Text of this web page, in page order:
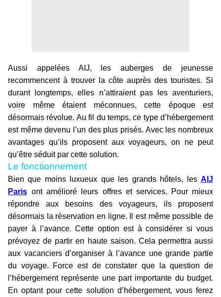
Aussi appelées AIJ, les auberges de jeunesse
recommencent à trouver la côte auprès des touristes. Si
durant longtemps, elles n’attiraient pas les aventuriers,
voire même étaient méconnues, cette époque est
désormais révolue. Au fil du temps, ce type d’hébergement
est même devenu l’un des plus prisés. Avec les nombreux
avantages qu’ils proposent aux voyageurs, on ne peut
qu’être séduit par cette solution.
Le fonctionnement
Bien que moins luxueux que les grands hôtels, les AIJ
Paris ont amélioré leurs offres et services. Pour mieux
répondre aux besoins des voyageurs, ils proposent
désormais la réservation en ligne. Il est même possible de
payer à l’avance. Cette option est àconsidérer si vous
prévoyez de partir en haute saison. Cela permettra aussi
aux vacanciers d’organiser à l’avance une grande partie
du voyage. Force est de constater que la question de
l’hébergement représente une part importante du budget.
En optant pour cette solution d’hébergement, vous ferez